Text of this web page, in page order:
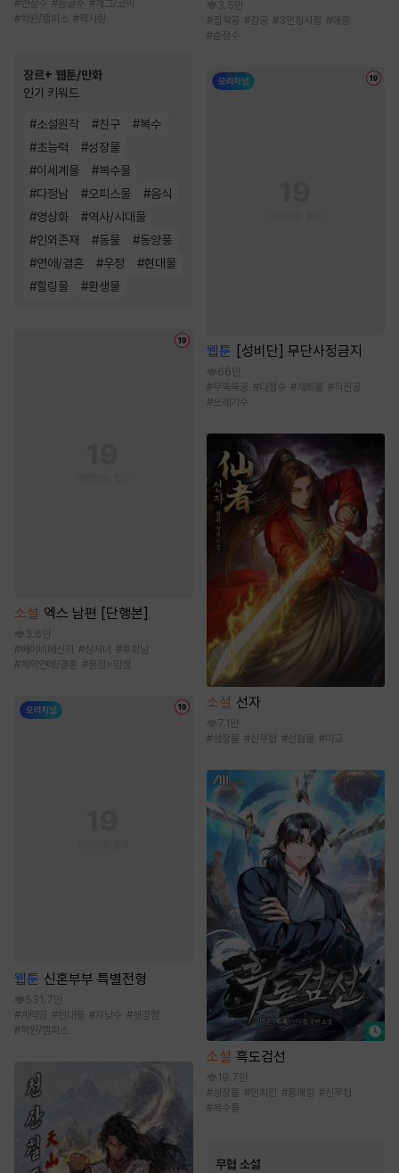
#연상수 #능글수 # 개그/코믹
#학원/캠퍼스 #짝사랑
장르+ 웹툰/만화
인기 키워드
#소설원작 #친구 #복수
#초능력 #성장물
#이세계물 #복수물
#다정남 #오피스물 #음식
#영상화 #역사/시대물
#인외존재 #동물 #동양풍
#연애/결혼 #우정 #현대물
#힐링물 #환생물
소설 엑스 남편 [단행본]
3.6만
#베이비메신저 #상처녀 #후회남
# 계약연애/결혼 #몸정>맘정
웹툰 신혼부부 특별전형
531.7만
# 계략공 #현대물 #자낮수 #첫경험
#학원/캠퍼스
3.5만
#집착공 #강공 #3인칭시점 #애증
#순정수
웹툰 [성비단] 무단사정금지
66만
#무뚝뚝공 #다정수 #재회물 #직진공
#쓰레기수
소설 선자
7.1만
#성장물 #신무협 #선협물 #마교
소설 흑도검선
19.7만
#성장물 #먼치킨 #통쾌함 #신무협
#복수물
무협 소설